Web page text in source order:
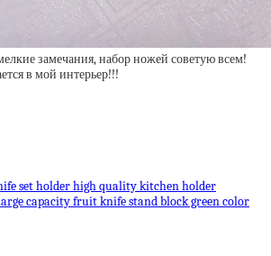
замечания, набор ножей советую всем!
в мой интерьер!!!
set holder high quality kitchen holder
capacity fruit knife stand block green color